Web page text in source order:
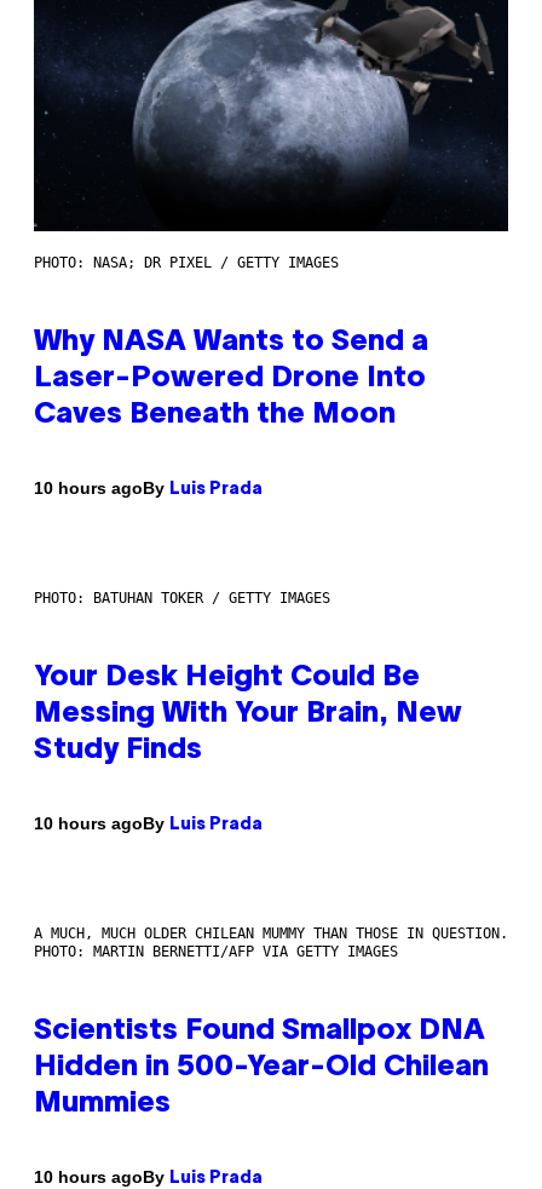
PHOTO: NASA; DR PIXEL / GETTY IMAGES
Why NASA Wants to Send a
Laser-Powered Drone Into
Caves Beneath the Moon
10 hours agoBy Luis Prada
PHOTO: BATUHAN TOKER / GETTY IMAGES
Your Desk Height Could Be
Messing With Your Brain, New
Study Finds
10 hours agoBy Luis Prada
A MUCH, MUCH OLDER CHILEAN MUMMY THAN THOSE IN QUESTION.
PHOTO: MARTIN BERNETTI/AFP VIA GETTY IMAGES
Scientists Found Smallpox DNA
Hidden in 500-Year-Old Chilean
Mummies
10 hours agoBy Luis Prada